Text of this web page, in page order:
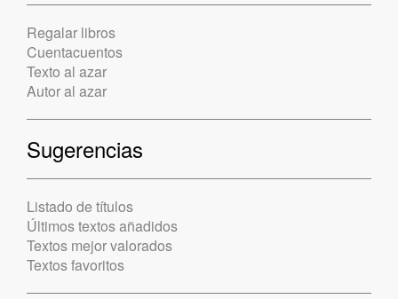
Regalar libros
Cuentacuentos
Texto al azar
Autor al azar
Sugerencias
Listado de títulos
Últimos textos añadidos
Textos mejor valorados
Textos favoritos